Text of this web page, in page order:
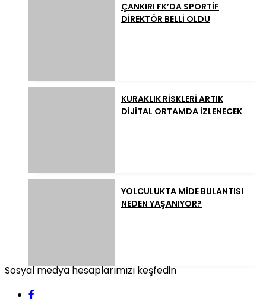
ÇANKIRI FK’DA SPORTİF
DİREKTÖR BELLİ OLDU
KURAKLIK RİSKLERİ ARTIK
DİJİTAL ORTAMDA İZLENECEK
YOLCULUKTA MİDE BULANTISI
NEDEN YAŞANIYOR?
Sosyal medya hesaplarımızı keşfedin